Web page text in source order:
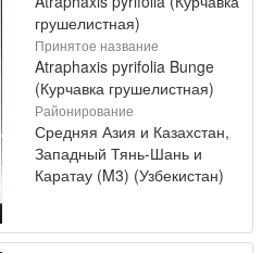
грушелистная)
Принятое название
Atraphaxis pyrifolia Bunge
(Курчавка грушелистная)
Районирование
Средняя Азия и Казахстан,
Западный Тянь-Шань и
Каратау (M3) (Узбекистан)